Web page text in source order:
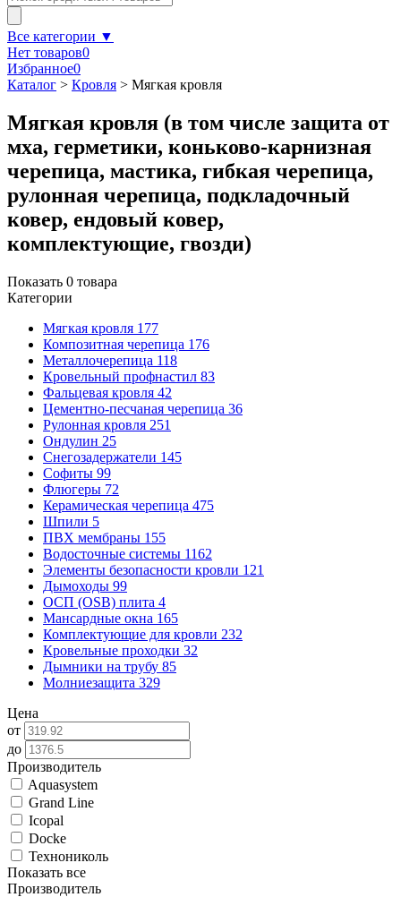
Все категории ▼
Нет товаров0
Избранное0
Каталог > Кровля > Мягкая кровля
Мягкая кровля (в том числе защита от
мха, герметики, коньково-карнизная
черепица, мастика, гибкая черепица,
рулонная черепица, подкладочный
ковер, ендовый ковер,
комплектующие, гвозди)
Показать 0 товара
Категории
Мягкая кровля 177
Композитная черепица 176
Металлочерепица 118
Кровельный профнастил 83
Фальцевая кровля 42
Цементно-песчаная черепица 36
Рулонная кровля 251
Ондулин 25
Снегозадержатели 145
Софиты 99
Флюгеры 72
Керамическая черепица 475
Шпили 5
ПВХ мембраны 155
Водосточные системы 1162
Элементы безопасности кровли 121
Дымоходы 99
ОСП (OSB) плита 4
Мансардные окна 165
Комплектующие для кровли 232
Кровельные проходки 32
Дымники на трубу 85
Молниезащита 329
Цена
от
до
Производитель
Aquasystem
Grand Line
Icopal
Docke
Технониколь
Показать все
Производитель